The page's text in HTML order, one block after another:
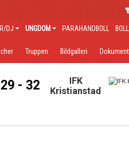
DJ UNGDOM PARAHANDBOLL
Truppen Bildgalleri Dokument
29 - 32
IFK
Kristianstad